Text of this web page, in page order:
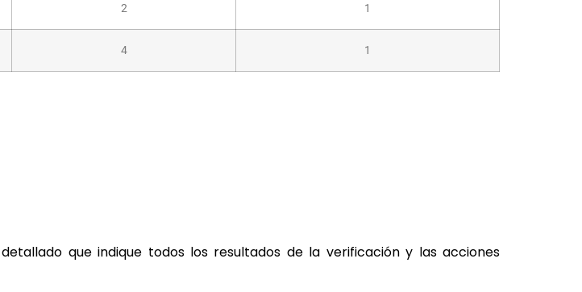
2 1
4 1
que indique todos los resultados de la verificación y las acciones